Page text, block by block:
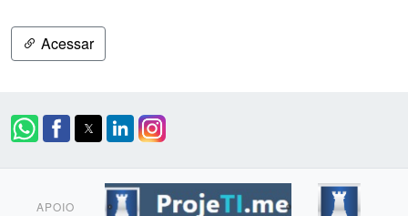
Acessar
APOIO